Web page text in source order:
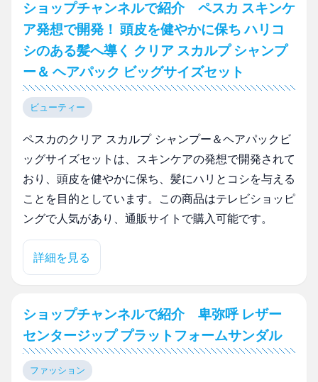
ショップチャンネルで紹介 ペスカ スキンケ
ア発想で開発！ 頭皮を健やかに保ち ハリコ
シのある髪へ導く クリア スカルプ シャンプ
ー＆ ヘアパック ビッグサイズセット
ビューティー
ペスカのクリア スカルプ シャンプー＆ヘアパックビ
ッグサイズセットは、スキンケアの発想で開発されて
おり、頭皮を健やかに保ち、髪にハリとコシを与える
ことを目的としています。この商品はテレビショッピ
ングで人気があり、通販サイトで購入可能です。
詳細を見る
ショップチャンネルで紹介 卑弥呼 レザー
センタージップ プラットフォームサンダル
ファッション